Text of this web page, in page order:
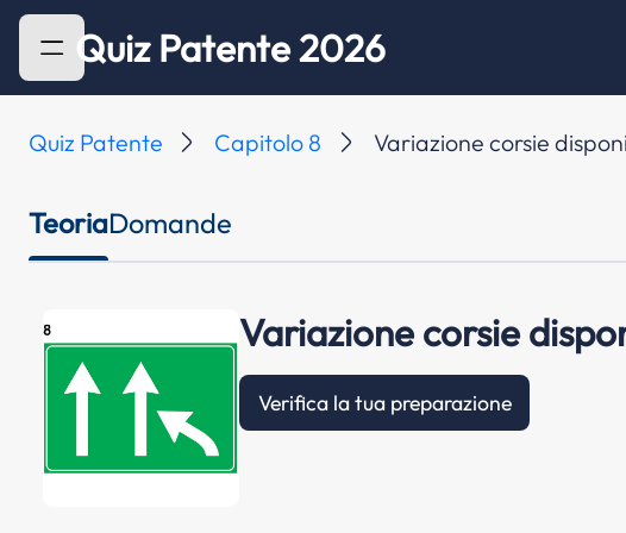
Quiz Patente 2026
Quiz Patente Capitolo 8 Variazione corsie
TeoriaDomande
Variazione corsie
Verifica la tua preparazione